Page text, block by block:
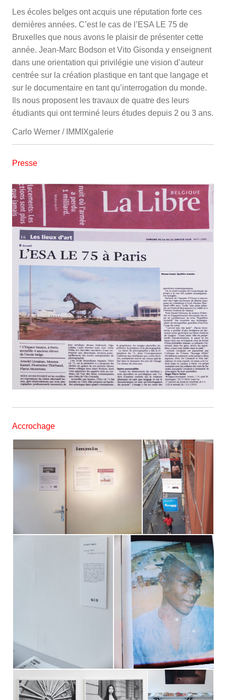
Les écoles belges ont acquis une réputation forte ces
dernières années. C’est le cas de l’ESA LE 75 de
Bruxelles que nous avons le plaisir de présenter cette
année. Jean-Marc Bodson et Vito Gisonda y enseignent
dans une orientation qui privilégie une vision d’auteur
centrée sur la création plastique en tant que langage et
sur le documentaire en tant qu’interrogation du monde.
Ils nous proposent les travaux de quatre des leurs
étudiants qui ont terminé leurs études depuis 2 ou 3 ans.
Carlo Werner / IMMIXgalerie
Presse
Accrochage